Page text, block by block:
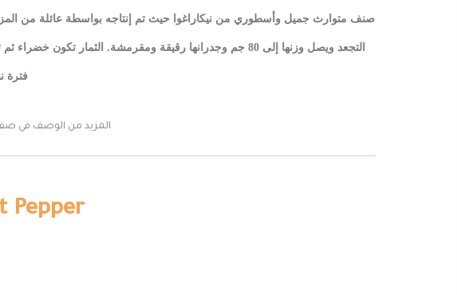
صنف متوارث جميل وأسطوري من نيكاراغوا حيث تم إنتاجه بواسطة عائلة من المزارعين في عام
التجعد ويصل وزنها إلى 80 جم وجدرانها رقيقة ومقرمشة. الثمار تكون خضراء
فترة نضج
المزيد من الوصف في
Pepper